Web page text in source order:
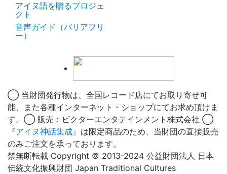
アイヌ語を贈るプロジェ
クト
音声ガイド（バリアフリ
ー）
◯ 当財団発行物は、全国レコード店にてお取り寄せ可
能、また各種インターネット・ショップにてお求め頂けま
す。◯ 販売：ビクターエンタテインメント株式会社 ◯
『アイヌ神話集成』 は限定商品のため、当財団の直接販売
のみご注文を承っております。
禁無断転載 Copyright © 2013-2024 公益財団法人 日本
伝統文化振興財団 Japan Traditional Cultures